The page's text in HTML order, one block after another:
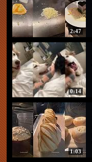
2:47
0:14
1:03